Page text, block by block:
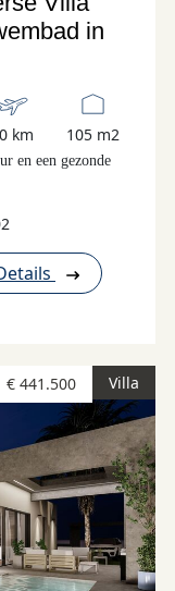
in
km 105 m2
en een gezonde
Villa
€ 441.500